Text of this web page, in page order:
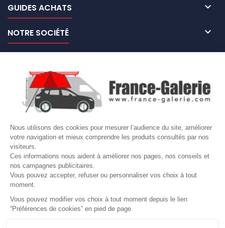
Nous utilisons des cookies pour mesurer l’audience du site, améliorer
votre navigation et mieux comprendre les produits consultés par nos
visiteurs.
Ces informations nous aident à améliorer nos pages, nos conseils et
nos campagnes publicitaires.
Vous pouvez accepter, refuser ou personnaliser vos choix à tout
moment.
Vous pouvez modifier vos choix à tout moment depuis le lien
“Préférences de cookies” en pied de page.
Gérer mes cookies
GUIDES ACHATS 
NOTRE SOCIÉTÉ 
VOTRE COMPTE 
Site protégé par reCAPTCHA.
LETTRE D'INFORMATIONS